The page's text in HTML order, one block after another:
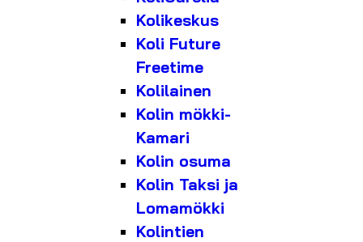
Kolikeskus
Koli Future
Freetime
Kolilainen
Kolin mökki-
Kamari
Kolin osuma
Kolin Taksi ja
Lomamökki
Kolintien